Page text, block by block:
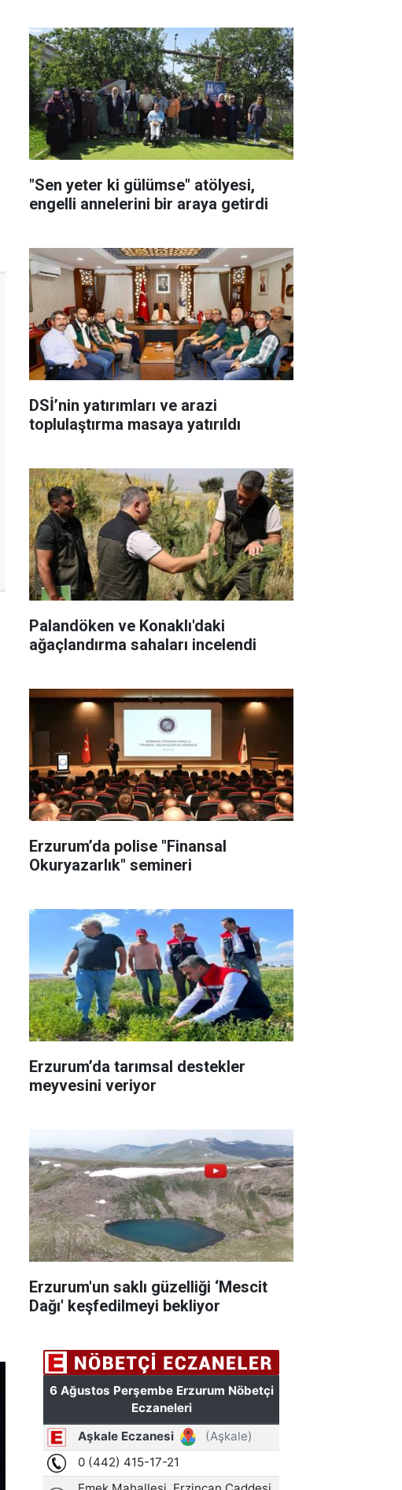
"Sen yeter ki gülümse" atölyesi,
engelli annelerini bir araya getirdi
DSİ’nin yatırımları ve arazi
toplulaştırma masaya yatırıldı
Palandöken ve Konaklı'daki
ağaçlandırma sahaları incelendi
Erzurum’da polise "Finansal
Okuryazarlık" semineri
Erzurum’da tarımsal destekler
meyvesini veriyor
Erzurum'un saklı güzelliği ‘Mescit
Dağı' keşfedilmeyi bekliyor